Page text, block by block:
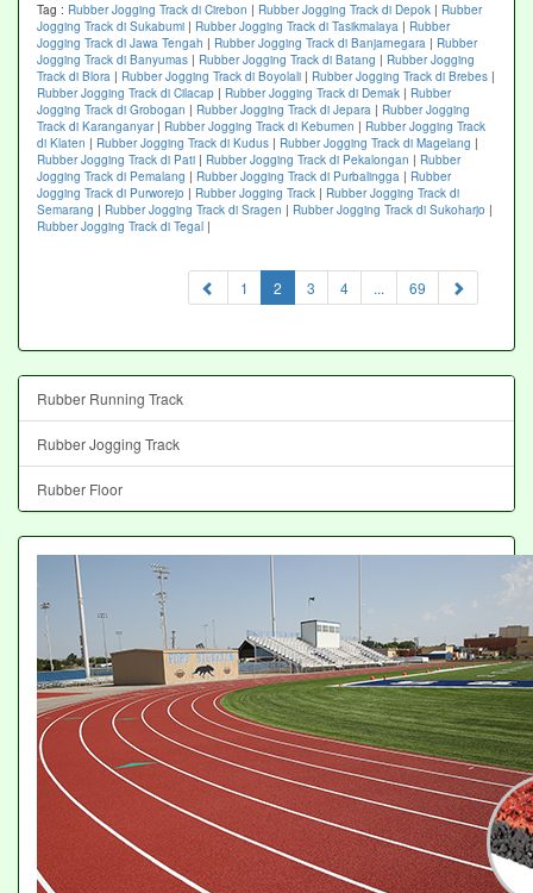
Tag : Rubber Jogging Track di Cirebon | Rubber Jogging Track di Depok | Rubber
Jogging Track di Sukabumi | Rubber Jogging Track di Tasikmalaya | Rubber
Jogging Track di Jawa Tengah | Rubber Jogging Track di Banjarnegara | Rubber
Jogging Track di Banyumas | Rubber Jogging Track di Batang | Rubber Jogging
Track di Blora | Rubber Jogging Track di Boyolali | Rubber Jogging Track di Brebes |
Rubber Jogging Track di Cilacap | Rubber Jogging Track di Demak | Rubber
Jogging Track di Grobogan | Rubber Jogging Track di Jepara | Rubber Jogging
Track di Karanganyar| Rubber Jogging Track di Kebumen | Rubber Jogging Track
di Klaten | Rubber Jogging Track di Kudus | Rubber Jogging Track di Magelang |
Rubber Jogging Track di Pati | Rubber Jogging Track di Pekalongan | Rubber
Jogging Track di Pemalang | Rubber Jogging Track di Purbalingga | Rubber
Jogging Track di Purworejo | Rubber Jogging Track | Rubber Jogging Track di
Semarang | Rubber Jogging Track di Sragen | Rubber Jogging Track di Sukoharjo |
Rubber Jogging Track di Tegal |
1 2 (current)
3 4 ... 69
Rubber Running Track
Rubber Jogging Track
Rubber Floor